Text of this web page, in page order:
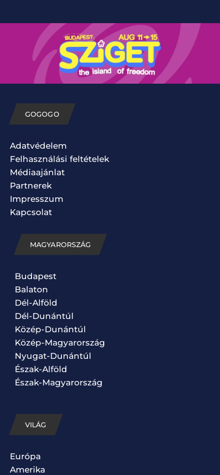
GOGOGO
Adatvédelem
Felhasználási feltételek
Médiaajánlat
Partnerek
Impresszum
Kapcsolat
MAGYARORSZÁG
Budapest
Balaton
Dél-Alföld
Dél-Dunántúl
Közép-Dunántúl
Közép-Magyarország
Nyugat-Dunántúl
Észak-Alföld
Észak-Magyarország
VILÁG
Európa
Amerika